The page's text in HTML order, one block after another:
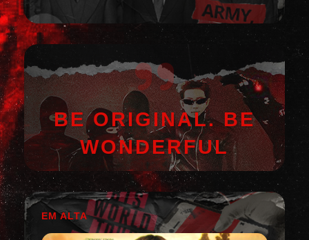
BE ORIGINAL. BE
WONDERFUL
EM ALTA